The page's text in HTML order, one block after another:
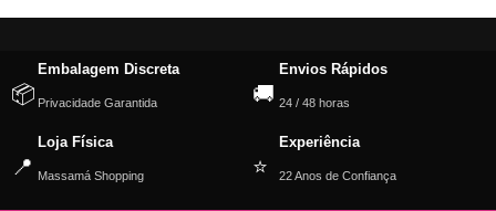
📦
Embalagem Discreta
Privacidade Garantida 🚚
Envios Rápidos
24 / 48 horas
📍
Loja Física
Massamá Shopping ⭐
Experiência
22 Anos de Confiança